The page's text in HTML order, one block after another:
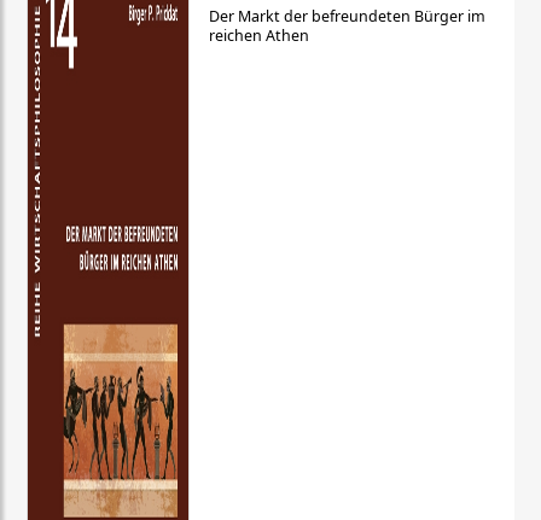
Der Markt der befreundeten Bürger im
reichen Athen